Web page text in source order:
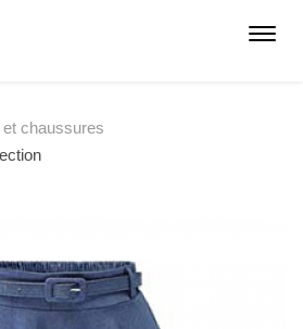
chaussures